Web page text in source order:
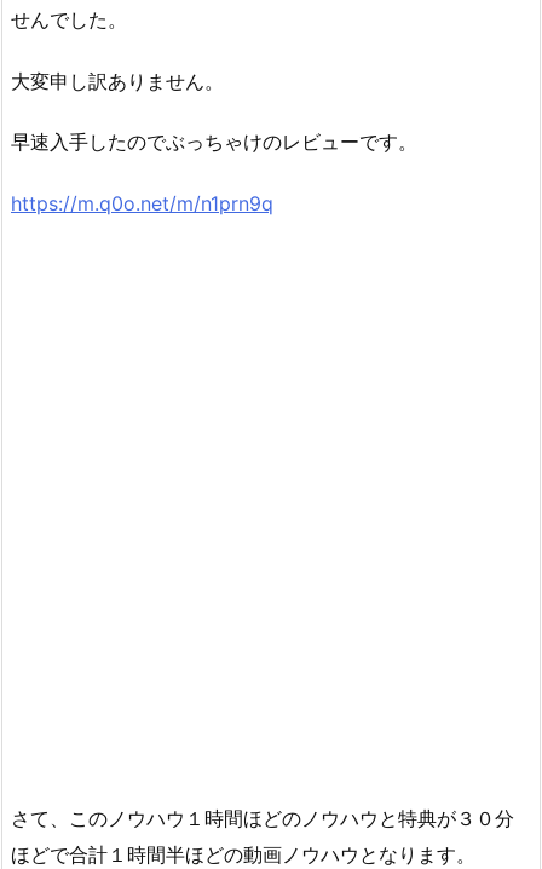
せんでした。
大変申し訳ありません。
早速入手したのでぶっちゃけのレビューです。
https://m.q0o.net/m/n1prn9q
さて、このノウハウ１時間ほどのノウハウと特典が３０分
ほどで合計１時間半ほどの動画ノウハウとなります。